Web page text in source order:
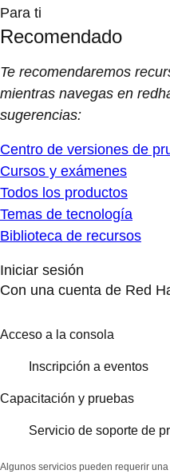
Para ti
Recomendado
Te recomendaremos
mientras navegas en
sugerencias:
Centro de versiones de
Cursos y exámenes
Todos los productos
Temas de tecnología
Biblioteca de recursos
Iniciar sesión
Con una cuenta de Red
Acceso a la consola
Inscripción a eventos
Capacitación y pruebas
Servicio de soporte de
Algunos servicios pueden requerir